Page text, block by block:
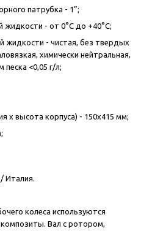
патрубка - 1”;
жидкости - от 0°С до +40°С;
жидкости - чистая, без твердых
химически нейтральная,
<0,05 г/л;
x высота корпуса) - 150x415 мм;
Италия.
колеса используются
Вал с ротором,